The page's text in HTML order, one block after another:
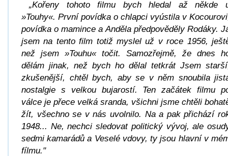
„Kořeny tohoto filmu bych hledal až někde
»Touhy«. První povídka o chlapci vyústila v
povídka o mamince a Anděla předpověděly Rodáky.
jsem na tento film totiž myslel už v roce 1956,
než jsem »Touhu« točit. Samozřejmě, že dnes
dělám jinak, než bych ho dělal tetkrát Jsem
zkušenější, chtěl bych, aby se v něm snoubila
nostalgie s velkou bujarostí. Ten začátek filmu
válce je přece velká sranda, všichni jsme chtěli
žít, všechno se v nás uvolnilo. Na a pak přichází
1948... Ne, nechci sledovat politický vývoj, ale
sedmi kamarádů a Veselé vdovy, ty jsou hlavní v
fílmu."